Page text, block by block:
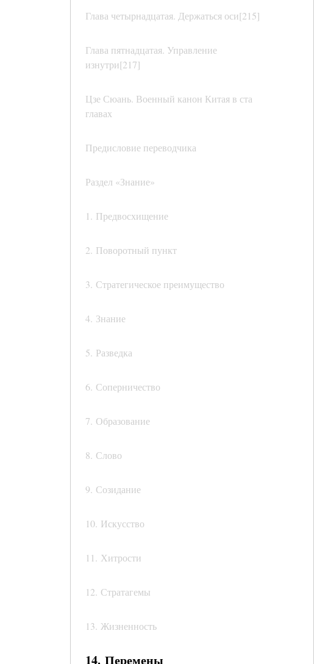
Глава четырнадцатая. Держаться оси[215]
Глава пятнадцатая. Управление
изнутри[217]
Цзе Сюань. Военный канон Китая в ста
главах
Предисловие переводчика
Раздел «Знание»
1. Предвосхищение
2. Поворотный пункт
3. Стратегическое преимущество
4. Знание
5. Разведка
6. Соперничество
7. Образование
8. Слово
9. Созидание
10. Искусство
11. Хитрости
12. Стратагемы
13. Жизненность
14. Перемены